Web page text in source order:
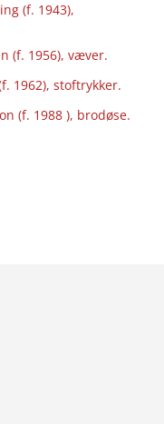
(f. 1943),
(f. 1956), væver.
1962), stoftrykker.
(f. 1988 ), brodøse.